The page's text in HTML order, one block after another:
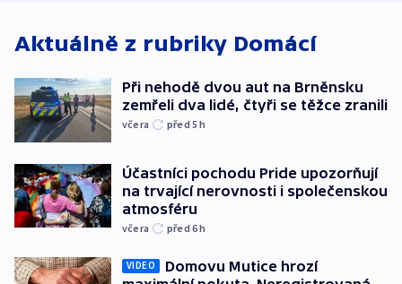
Aktuálně z rubriky Domácí
Při nehodě dvou aut na Brněnsku
zemřeli dva lidé, čtyři se těžce zranili
včera před 5h
Účastníci pochodu Pride upozorňují
na trvající nerovnosti i společenskou
atmosféru
včera před 6h
VIDEO
Domovu Mutice hrozí